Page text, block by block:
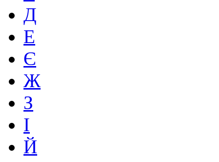
Д
Е
Є
Ж
З
І
Й